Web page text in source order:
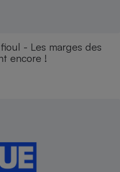
- Les marges des
encore !